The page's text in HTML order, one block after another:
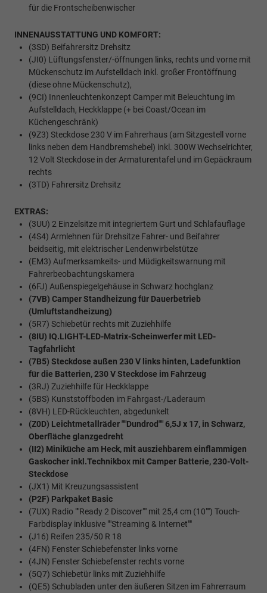
für die Frontscheibenwischer
INNENAUSSTATTUNG UND KOMFORT:
(3SD) Beifahrersitz Drehsitz
(JI0) Lüftungsfenster/-öffnungen links, rechts und vorne mit
Mückenschutz im Aufstelldach inkl. großer Frontöffnung
(diese ohne Mückenschutz),
(9CI) Innenleuchtenkonzept Camper mit Beleuchtung im
Aufstelldach, Heckklappe (+ bei Coast/Ocean im
Küchengeschränk)
(9Z3) Steckdose 230 V im Fahrerhaus (am Sitzgestell vorne
links neben dem Handbremshebel) inkl. 300W Wechselrichter,
12 Volt Steckdose in der Armaturentafel und im Gepäckraum
rechts
(3TD) Fahrersitz Drehsitz
EXTRAS:
(3UU) 2 Einzelsitze mit integriertem Gurt und Schlafauflage
(4S4) Armlehnen für Drehsitze Fahrer- und Beifahrer
beidseitig, mit elektrischer Lendenwirbelstütze
(EM3) Aufmerksamkeits- und Müdigkeitswarnung mit
Fahrerbeobachtungskamera
(6FJ) Außenspiegelgehäuse in Schwarz hochglanz
(7VB) Camper Standheizung für Dauerbetrieb
(Umluftstandheizung)
(5R7) Schiebetür rechts mit Zuziehhilfe
(8IU) IQ.LIGHT-LED-Matrix-Scheinwerfer mit LED-
Tagfahrlicht
(7B5) Steckdose außen 230 V links hinten, Ladefunktion
für die Batterien, 230 V Steckdose im Fahrzeug
(3RJ) Zuziehhilfe für Heckklappe
(5BS) Kunststoffboden im Fahrgast-/Laderaum
(8VH) LED-Rückleuchten, abgedunkelt
(Z0D) Leichtmetallräder ""Dundrod"" 6,5J x 17, in Schwarz,
Oberfläche glanzgedreht
(II2) Miniküche am Heck, mit ausziehbarem einflammigen
Gaskocher inkl.Technikbox mit Camper Batterie, 230-Volt-
Steckdose
(JX1) Mit Kreuzungsassistent
(P2F) Parkpaket Basic
(7UX) Radio ""Ready 2 Discover"" mit 25,4 cm (10"") Touch-
Farbdisplay inklusive ""Streaming & Internet""
(J16) Reifen 235/50 R 18
(4FN) Fenster Schiebefenster links vorne
(4JN) Fenster Schiebefenster rechts vorne
(5Q7) Schiebetür links mit Zuziehhilfe
(QE5) Schubladen unter den äußeren Sitzen im Fahrerraum